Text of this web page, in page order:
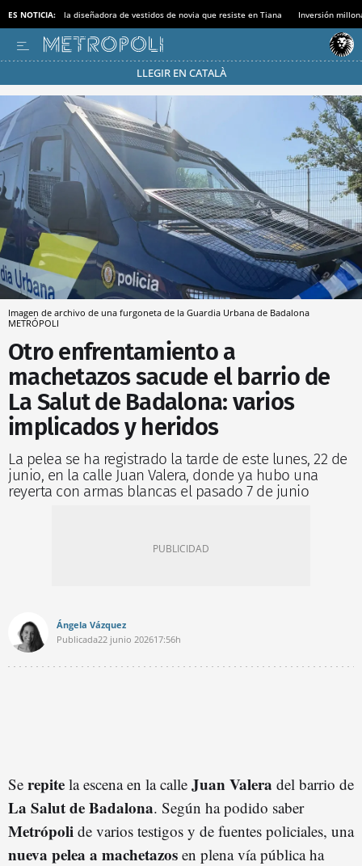
ES NOTICIA: la diseñadora de vestidos de novia que resiste en Tiana Inversión
LLEGIR EN CATALÀ
Pásate al MODO AHORRO
Imagen de archivo de una furgoneta de la Guardia Urbana de Badalona
METRÓPOLI
Otro enfrentamiento a
machetazos sacude el barrio de
La Salut de Badalona: varios
implicados y heridos
La pelea se ha registrado la tarde de este lunes, 22 de
junio, en la calle Juan Valera, donde ya hubo una
reyerta con armas blancas el pasado 7 de junio
Ángela Vázquez
Publicada22 junio 202617:56h
Se repite la escena en la calle Juan Valera del barrio de
La Salut de Badalona. Según ha podido saber
Metrópoli de varios testigos y de fuentes policiales, una
nueva pelea a machetazos en plena vía pública ha